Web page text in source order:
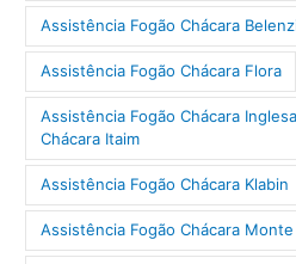
Assistência Fogão Chácara
Assistência Fogão Chácara Flora
Assistência Fogão Chácara
Chácara Itaim
Assistência Fogão Chácara Klabin
Assistência Fogão Chácara